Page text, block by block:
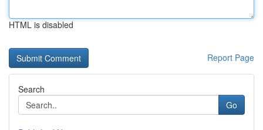
HTML is disabled
Report Page
Search
Go